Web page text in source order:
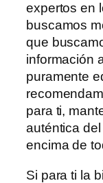
expertos en
buscamos
que
información
puramente
para ti,
auténtica
encima de
Si para ti la